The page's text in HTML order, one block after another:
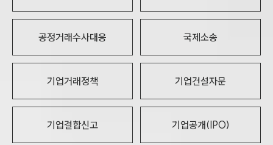
공정거래수사대응 국제소송
기업거래정책 기업건설자문
기업결합신고 기업공개(IPO)